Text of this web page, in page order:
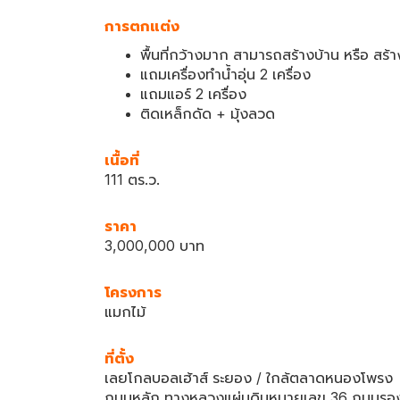
การตกแต่ง
พื้นที่กว้างมาก สามารถสร้างบ้าน หรือ สร้
แถมเครื่องทำน้ำอุ่น 2 เครื่อง
แถมแอร์ 2 เครื่อง
ติดเหล็กดัด + มุ้งลวด
เนื้อที่
111 ตร.ว.
ราคา
3,000,000 บาท
โครงการ
แมกไม้
ที่ตั้ง
เลยโกลบอลเฮ้าส์ ระยอง / ใกล้ตลาดหนองโพรง